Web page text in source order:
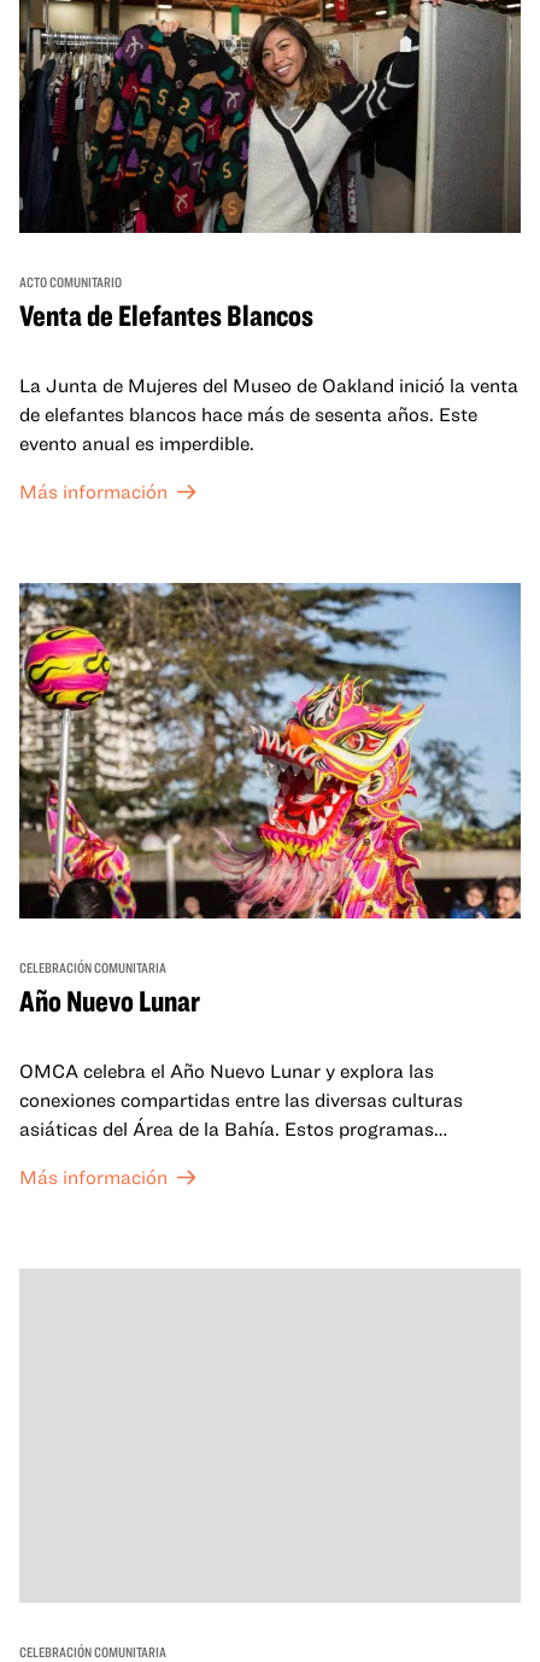
ACTO COMUNITARIO
Venta de Elefantes Blancos
La Junta de Mujeres del Museo de Oakland inició la venta
de elefantes blancos hace más de sesenta años. Este
evento anual es imperdible.
Más información
CELEBRACIÓN COMUNITARIA
Año Nuevo Lunar
OMCA celebra el Año Nuevo Lunar y explora las
conexiones compartidas entre las diversas culturas
asiáticas del Área de la Bahía. Estos programas
celebran y honran las tradiciones del Año Nuevo Lunar a
un espacio para que nuestras comunidades AAPI se
Más información
CELEBRACIÓN COMUNITARIA